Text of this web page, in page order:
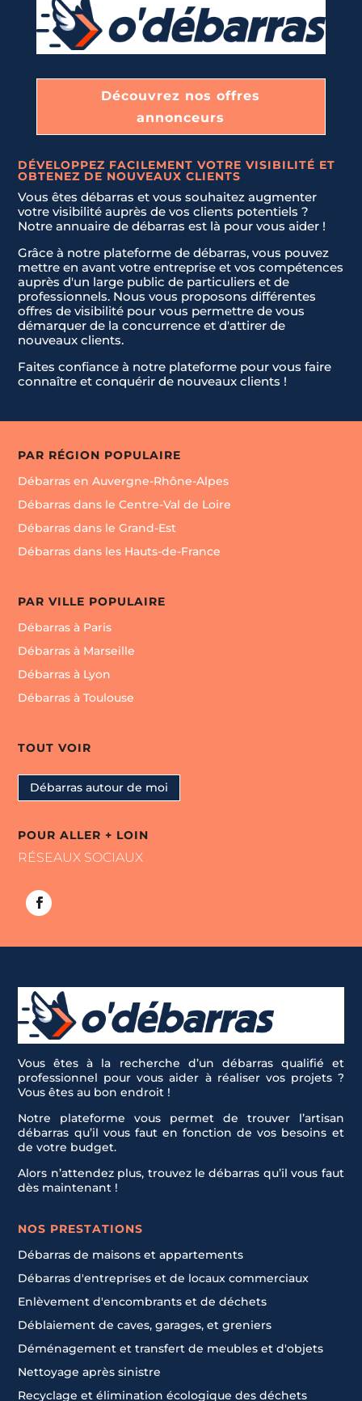
Découvrez nos offres
annonceurs
DÉVELOPPEZ FACILEMENT VOTRE VISIBILITÉ ET
OBTENEZ DE NOUVEAUX CLIENTS
Vous êtes débarras et vous souhaitez augmenter
votre visibilité auprès de vos clients potentiels ?
Notre annuaire de débarras est là pour vous aider !
Grâce à notre plateforme de débarras, vous pouvez
mettre en avant votre entreprise et vos compétences
auprès d'un large public de particuliers et de
professionnels. Nous vous proposons différentes
offres de visibilité pour vous permettre de vous
démarquer de la concurrence et d'attirer de
nouveaux clients.
Faites confiance à notre plateforme pour vous faire
connaître et conquérir de nouveaux clients !
PAR RÉGION POPULAIRE
Débarras en Auvergne-Rhône-Alpes
Débarras dans le Centre-Val de Loire
Débarras dans le Grand-Est
Débarras dans les Hauts-de-France
PAR VILLE POPULAIRE
Débarras à Paris
Débarras à Marseille
Débarras à Lyon
Débarras à Toulouse
TOUT VOIR
Débarras autour de moi
POUR ALLER + LOIN
RÉSEAUX SOCIAUX
Vous êtes à la recherche d’un débarras qualifié et
professionnel pour vous aider à réaliser vos projets ?
Vous êtes au bon endroit !
Notre plateforme vous permet de trouver l’artisan
débarras qu’il vous faut en fonction de vos besoins et
de votre budget.
Alors n’attendez plus, trouvez le débarras qu’il vous faut
dès maintenant !
NOS PRESTATIONS
Débarras de maisons et appartements
Débarras d'entreprises et de locaux commerciaux
Enlèvement d'encombrants et de déchets
Déblaiement de caves, garages, et greniers
Déménagement et transfert de meubles et d'objets
Nettoyage après sinistre
Recyclage et élimination écologique des déchets